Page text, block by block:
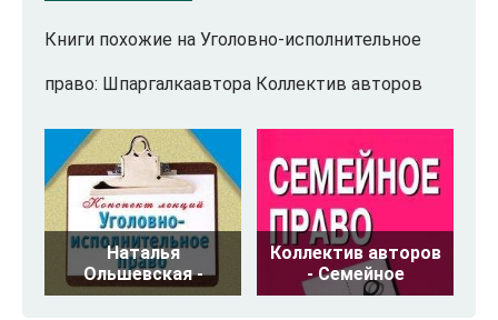
Книги похожие на Уголовно-исполнительное
право: Шпаргалкаавтора Коллектив авторов
Наталья
Ольшевская -
Коллектив авторов
- Семейное